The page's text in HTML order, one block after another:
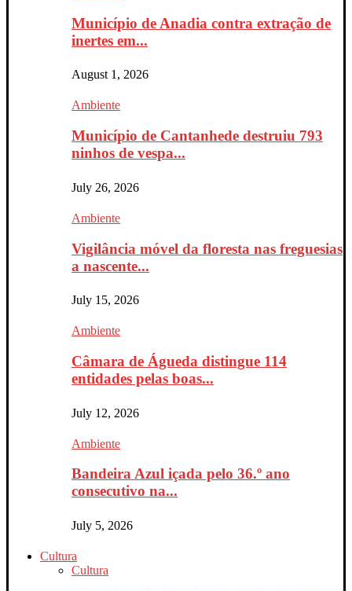
Município de Anadia contra extração de
inertes em...
August 1, 2026
Ambiente
Município de Cantanhede destruiu 793
ninhos de vespa...
July 26, 2026
Ambiente
Vigilância móvel da floresta nas freguesias
a nascente...
July 15, 2026
Ambiente
Câmara de Águeda distingue 114
entidades pelas boas...
July 12, 2026
Ambiente
Bandeira Azul içada pelo 36.º ano
consecutivo na...
July 5, 2026
Cultura
Cultura